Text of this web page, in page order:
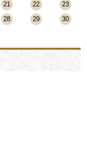
21 22
23
28 29
30